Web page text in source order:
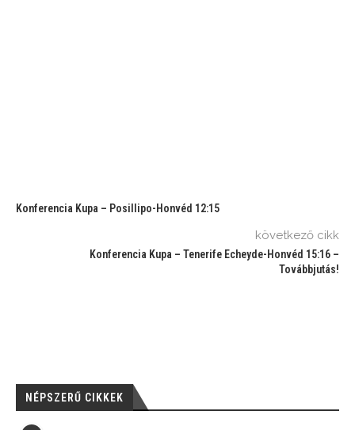
Konferencia Kupa – Posillipo-Honvéd 12:15
következő cikk
Konferencia Kupa – Tenerife Echeyde-Honvéd 15:16 –
Továbbjutás!
NÉPSZERŰ CIKKEK